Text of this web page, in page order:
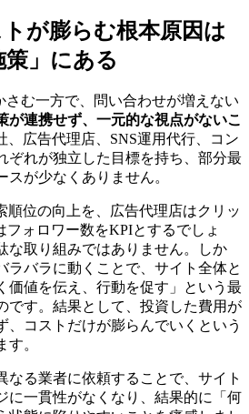
が膨らむ根本原因は
策」にある
さむ一方で、問い合わせが増えない
が連携せず、一元的な視点がないこ
、広告代理店、SNS運用代行、コン
れが独立した目標を持ち、部分最
が少なくありません。
順位の向上を、広告代理店はクリッ
フォロワー数をKPIとするでしょ
な取り組みではありません。しか
ラバラに動くことで、サイト全体と
価値を伝え、行動を促す」という最
です。結果として、投資した費用が
、コストだけが膨らんでいくという
。
なる業者に依頼することで、サイト
に一貫性がなくなり、結果的に「何